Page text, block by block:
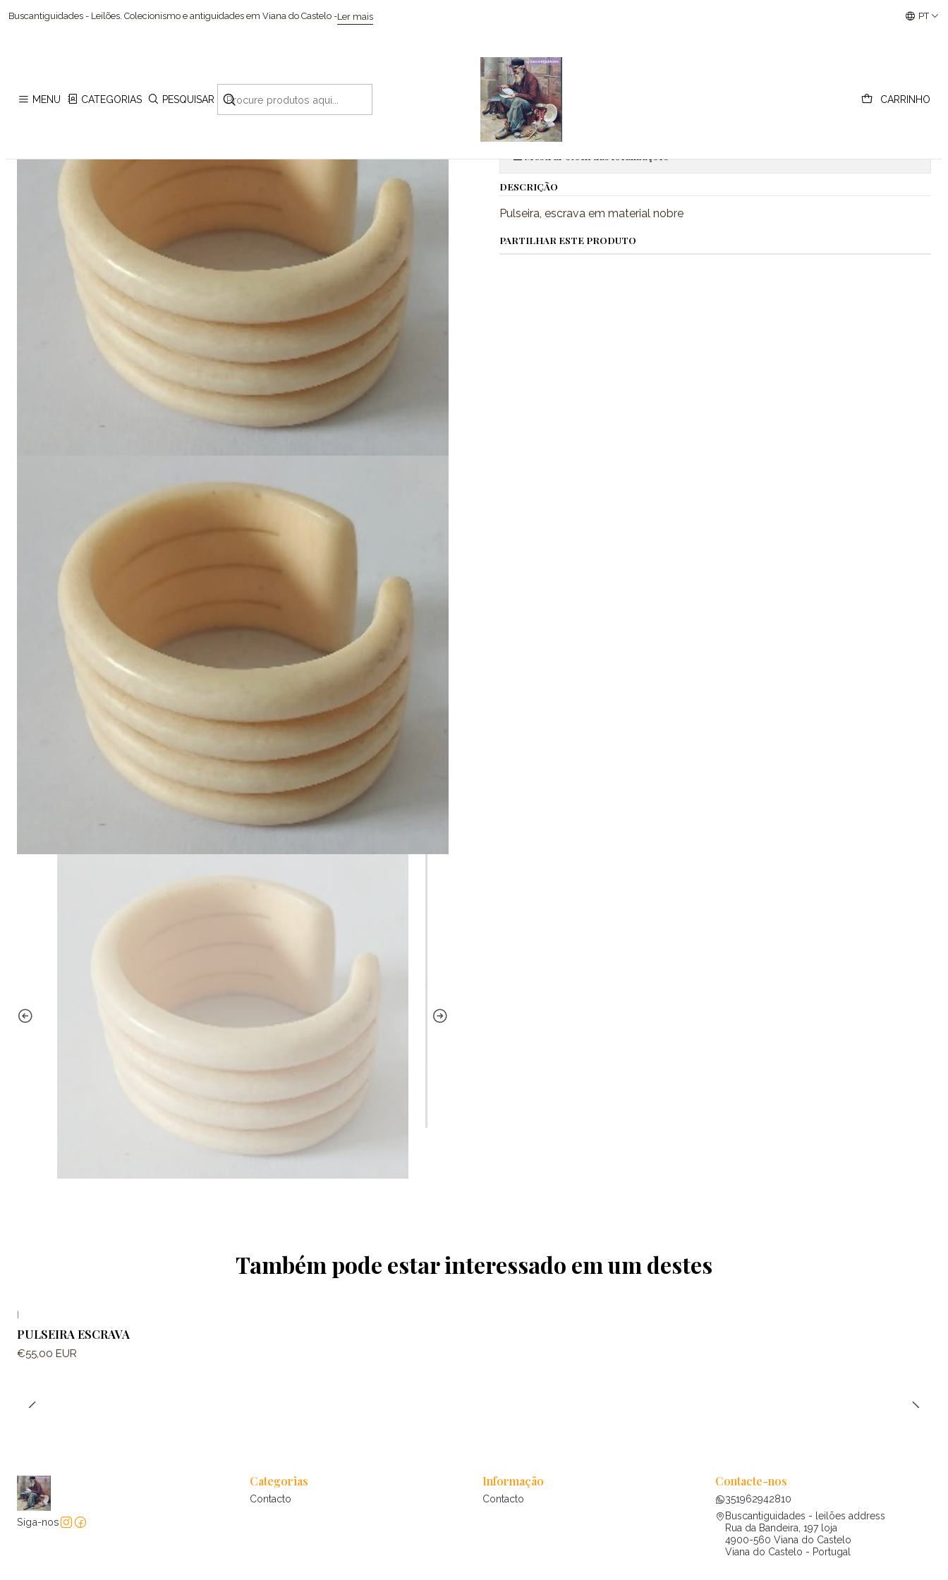
MENU CATEGORIAS PESQUISAR CARRINHO
Buscantiguidades - Leilões. Colecionismo e antiguidades em Viana do Castelo -Ler mais Buscantiguidades - Leilões Colecionismo e PT
|
Pulseira escrava
Quantidade
Mostrar stock das localizações
DESCRIÇÃO
Pulseira, escrava em material nobre
PARTILHAR ESTE PRODUTO
Também pode estar interessado em um destes
|
PULSEIRA ESCRAVA
€55,00 EUR
Siga-nos
Categorias
Contacto
Informação
Contacto
Contacte-nos
351962942810
Buscantiguidades - leilões address
Rua da Bandeira, 197 loja
4900-560 Viana do Castelo
Viana do Castelo - Portugal